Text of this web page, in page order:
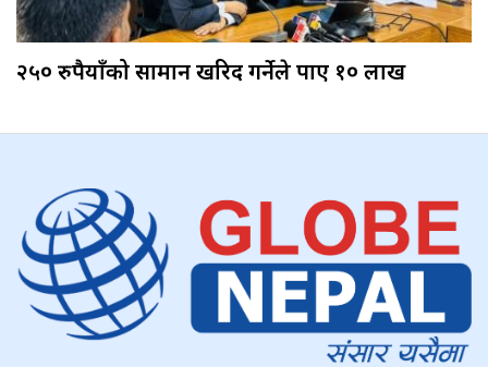
२५० रुपैयाँको सामान खरिद गर्नेले पाए १० लाख